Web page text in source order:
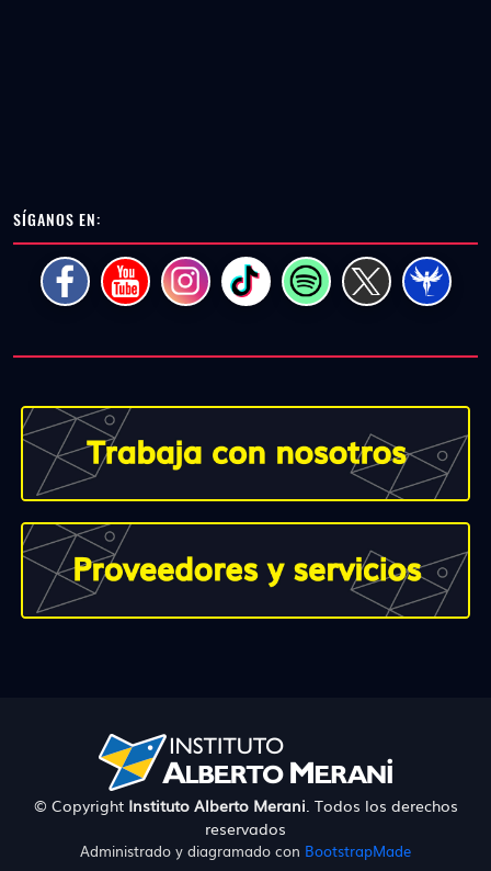
SÍGANOS EN:
© Copyright Instituto Alberto Merani . Todos los derechos
reservados
Administrado y diagramado con BootstrapMade